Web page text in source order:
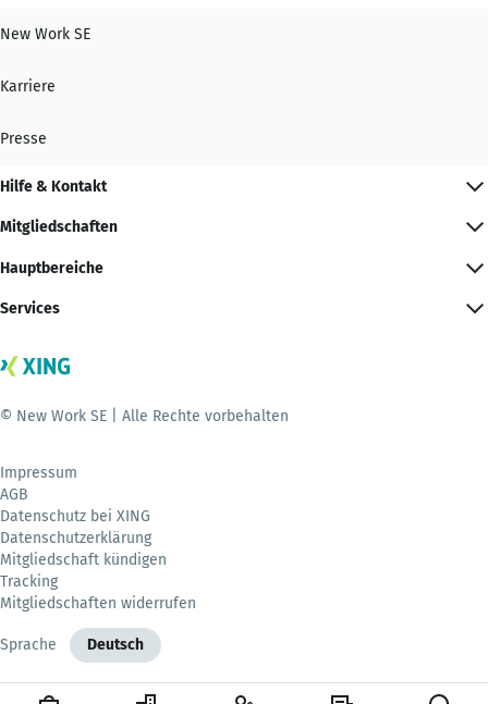
New Work SE
Karriere
Presse
Hilfe & Kontakt
Mitgliedschaften
Hauptbereiche
Services
© New Work SE | Alle Rechte vorbehalten
Impressum
AGB
Datenschutz bei XING
Datenschutzerklärung
Mitgliedschaft kündigen
Tracking
Mitgliedschaften widerrufen
Sprache Deutsch